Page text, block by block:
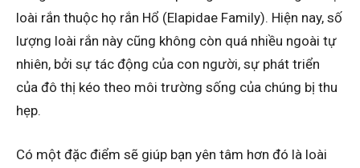
loài rắn thuộc họ rắn Hổ (Elapidae Family). Hiện nay, số
lượng loài rắn này cũng không còn quá nhiều ngoài tự
nhiên, bởi sự tác động của con người, sự phát triển
của đô thị kéo theo môi trường sống của chúng bị thu
hẹp.
Có một đặc điểm sẽ giúp bạn yên tâm hơn đó là loài